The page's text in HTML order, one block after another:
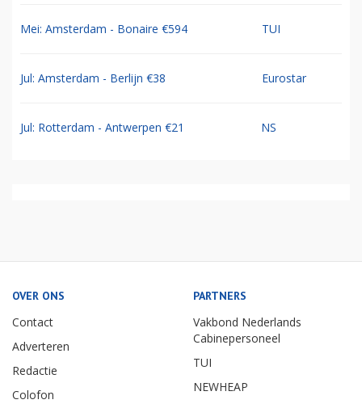
Mei: Amsterdam - Bonaire €594 TUI
Jul: Amsterdam - Berlijn €38 Eurostar
Jul: Rotterdam - Antwerpen €21 NS
OVER ONS
Contact
Adverteren
Redactie
Colofon
PARTNERS
Vakbond Nederlands
Cabinepersoneel
TUI
NEWHEAP